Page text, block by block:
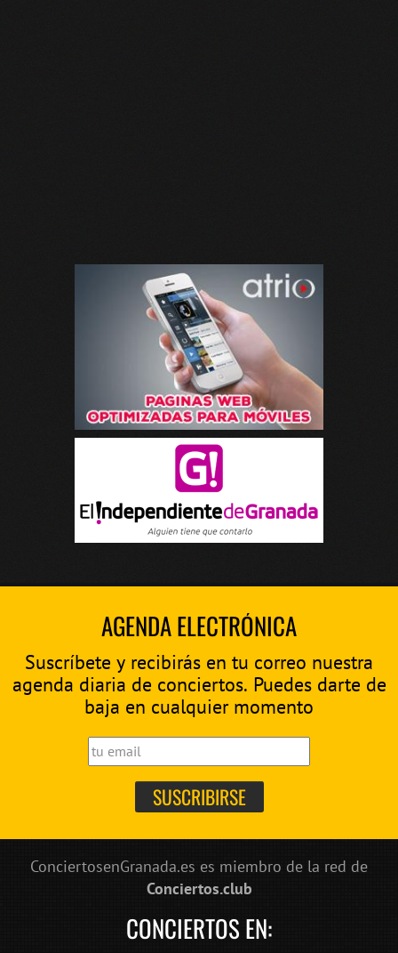
AGENDA ELECTRÓNICA
Suscríbete y recibirás en tu correo nuestra
agenda diaria de conciertos. Puedes darte de
baja en cualquier momento
ConciertosenGranada.es es miembro de la red de
Conciertos.club
CONCIERTOS EN: